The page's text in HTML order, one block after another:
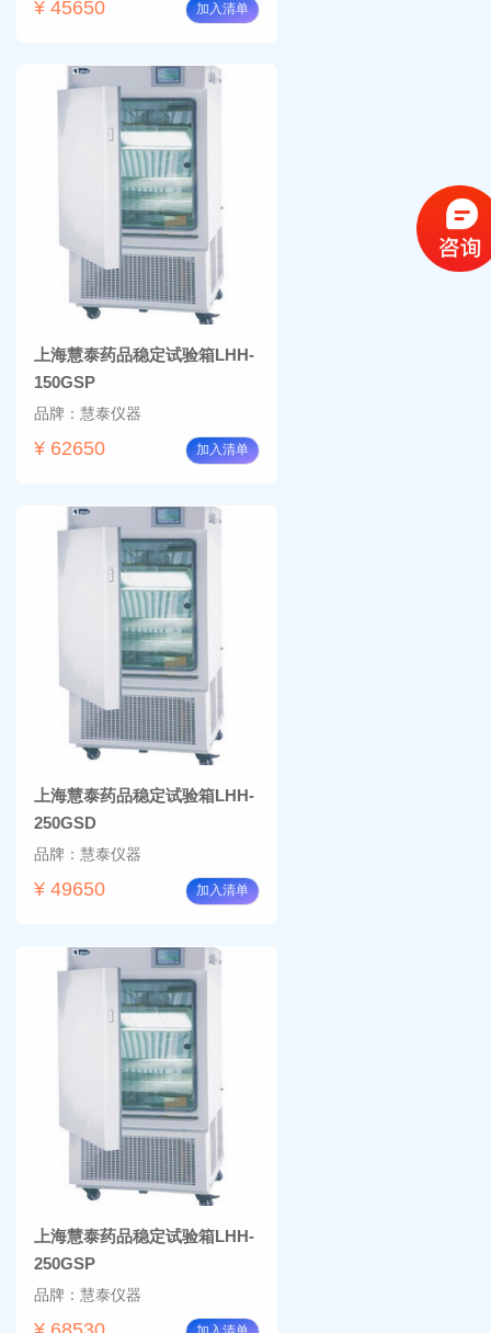
¥ 45650 加入清单
上海慧泰药品稳定试验箱LHH-
150GSP
品牌：慧泰仪器
¥ 62650 加入清单
上海慧泰药品稳定试验箱LHH-
250GSD
品牌：慧泰仪器
¥ 49650 加入清单
上海慧泰药品稳定试验箱LHH-
250GSP
品牌：慧泰仪器